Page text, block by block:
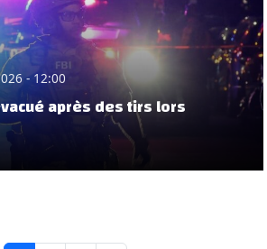
- 12:00
après des tirs lors